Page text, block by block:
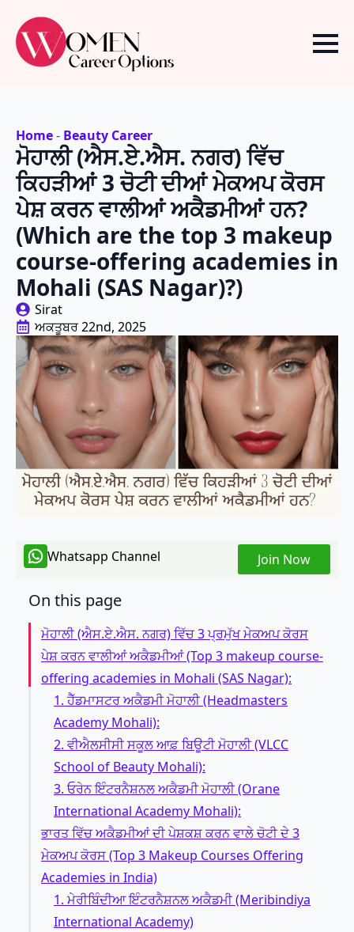
Home- Beauty Career
ਮੋਹਾਲੀ (ਐਸ.ਏ.ਐਸ. ਨਗਰ) ਵਿੱਚ
ਕਿਹੜੀਆਂ 3 ਚੋਟੀ ਦੀਆਂ ਮੇਕਅਪ ਕੋਰਸ
ਪੇਸ਼ ਕਰਨ ਵਾਲੀਆਂ ਅਕੈਡਮੀਆਂ ਹਨ?
(Which are the top 3 makeup
course-offering academies in
Mohali (SAS Nagar)?)
Sirat
ਅਕਤੂਬਰ 22nd, 2025
Whatsapp Channel Join Now
On this page
ਮੋਹਾਲੀ (ਐਸ.ਏ.ਐਸ. ਨਗਰ) ਵਿੱਚ 3 ਪ੍ਰਮੁੱਖ ਮੇਕਅਪ ਕੋਰਸ
ਪੇਸ਼ ਕਰਨ ਵਾਲੀਆਂ ਅਕੈਡਮੀਆਂ (Top 3 makeup course-
offering academies in Mohali (SAS Nagar):
1. ਹੈੱਡਮਾਸਟਰ ਅਕੈਡਮੀ ਮੋਹਾਲੀ (Headmasters
Academy Mohali):
2. ਵੀਐਲਸੀਸੀ ਸਕੂਲ ਆਫ਼ ਬਿਊਟੀ ਮੋਹਾਲੀ (VLCC
School of Beauty Mohali):
3. ਓਰੇਨ ਇੰਟਰਨੈਸ਼ਨਲ ਅਕੈਡਮੀ ਮੋਹਾਲੀ (Orane
International Academy Mohali):
ਭਾਰਤ ਵਿੱਚ ਅਕੈਡਮੀਆਂ ਦੀ ਪੇਸ਼ਕਸ਼ ਕਰਨ ਵਾਲੇ ਚੋਟੀ ਦੇ 3
ਮੇਕਅਪ ਕੋਰਸ (Top 3 Makeup Courses Offering
Academies in India)
1. ਮੇਰੀਬਿੰਦੀਆ ਇੰਟਰਨੈਸ਼ਨਲ ਅਕੈਡਮੀ (Meribindiya
International Academy)